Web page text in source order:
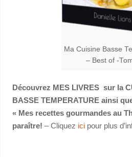
Ma Cuisine Basse
– Best of -
Découvrez MES LIVRES sur la
BASSE TEMPERATURE ainsi
« Mes recettes gourmandes au
paraître! – Cliquez icipour plus